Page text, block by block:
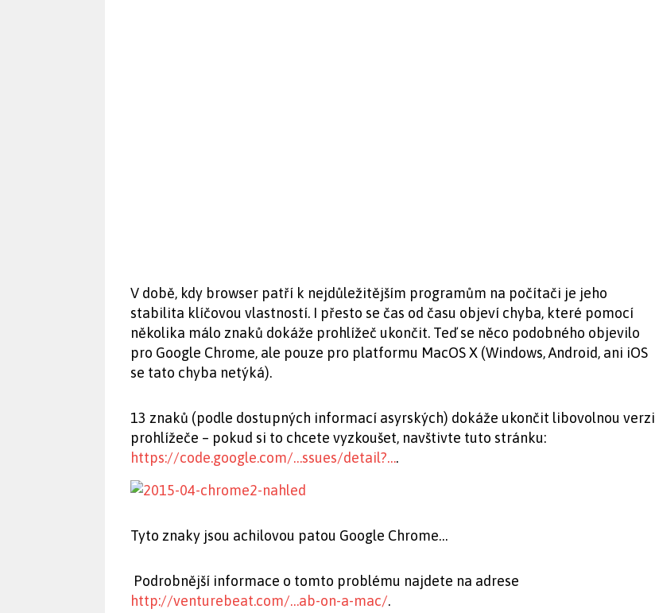
V době, kdy browser patří k nejdůležitějším programům na počítači je jeho
stabilita klíčovou vlastností. I přesto se čas od času objeví chyba, které pomocí
několika málo znaků dokáže prohlížeč ukončit. Teď se něco podobného objevilo
pro Google Chrome, ale pouze pro platformu MacOS X (Windows, Android, ani iOS
se tato chyba netýká).
13 znaků (podle dostupných informací asyrských) dokáže ukončit libovolnou verzi
prohlížeče – pokud si to chcete vyzkoušet, navštivte tuto stránku:
https://code.google.com/…ssues/detail?….
Tyto znaky jsou achilovou patou Google Chrome…
Podrobnější informace o tomto problému najdete na adrese
http://venturebeat.com/…ab-on-a-mac/.